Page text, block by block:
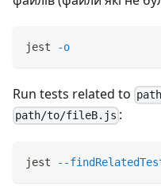
jest -o
Run tests related to
path/to/fileB.js :
jest --